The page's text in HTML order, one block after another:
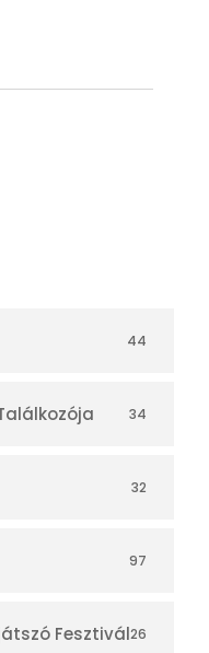
44
34
32
97
Fesztivál26